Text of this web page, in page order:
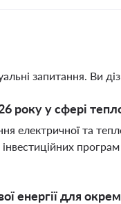
запитання. Ви
року у сфері
та
енергії для